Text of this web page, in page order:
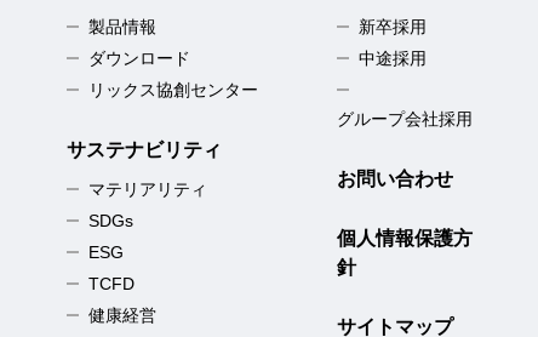
製品情報
ダウンロード
リックス協創センター
サステナビリティ
マテリアリティ
SDGs
ESG
TCFD
健康経営
新卒採用
中途採用
グループ会社採用
お問い合わせ
個人情報保護方
針
サイトマップ